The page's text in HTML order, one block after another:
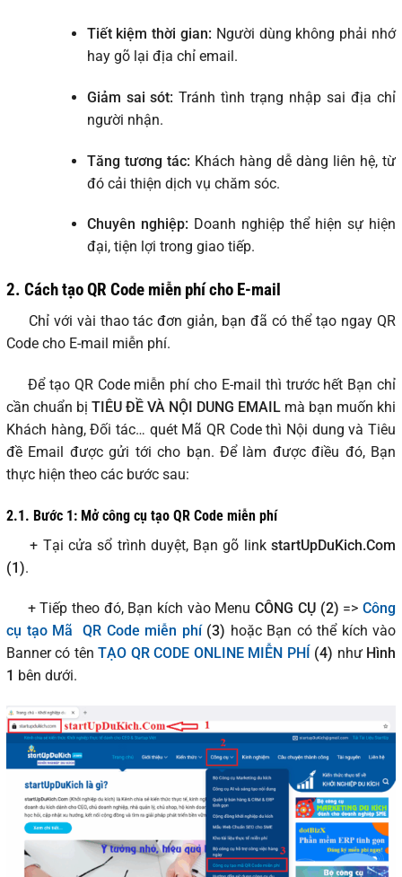
Tiết kiệm thời gian: Người dùng không phải nhớ
hay gõ lại địa chỉ email.
Giảm sai sót: Tránh tình trạng nhập sai địa chỉ
người nhận.
Tăng tương tác: Khách hàng dễ dàng liên hệ, từ
đó cải thiện dịch vụ chăm sóc.
Chuyên nghiệp: Doanh nghiệp thể hiện sự hiện
đại, tiện lợi trong giao tiếp.
2. Cách tạo QR Code miễn phí cho E-mail
Chỉ với vài thao tác đơn giản, bạn đã có thể tạo ngay QR
Code cho E-mail miễn phí.
Để tạo QR Code miễn phí cho E-mail thì trước hết Bạn chỉ
cần chuẩn bị TIÊU ĐỀ VÀ NỘI DUNG EMAIL mà bạn muốn khi
Khách hàng, Đối tác… quét Mã QR Code thì Nội dung và Tiêu
đề Email được gửi tới cho bạn. Để làm được điều đó, Bạn
thực hiện theo các bước sau:
2.1. Bước 1: Mở công cụ tạo QR Code miễn phí
+ Tại cửa sổ trình duyệt, Bạn gõ link startUpDuKich.Com
(1).
+ Tiếp theo đó, Bạn kích vào MenuCÔNG CỤ (2) =>Công
cụ tạo Mã QR Code miễn phí(3) hoặc Bạn có thể kích vào
Banner có tênTẠO QR CODE ONLINE MIỄN PHÍ (4) như Hình
1 bên dưới.